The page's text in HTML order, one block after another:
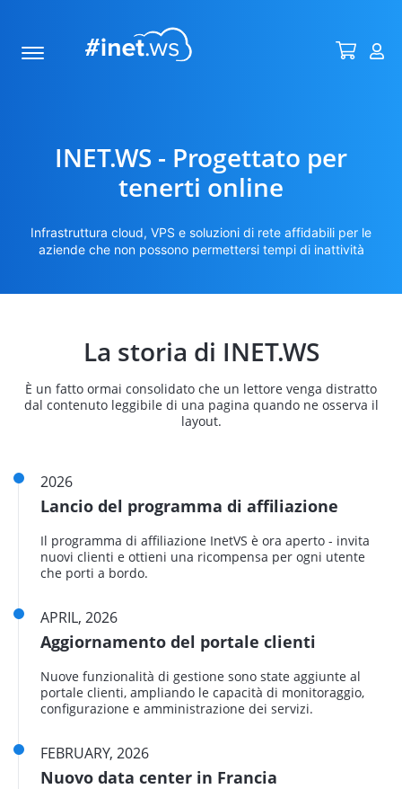
INET.WS - Progettato per
tenerti online
Infrastruttura cloud, VPS e soluzioni di rete affidabili per le
aziende che non possono permettersi tempi di inattività
La storia di INET.WS
È un fatto ormai consolidato che un lettore venga distratto
dal contenuto leggibile di una pagina quando ne osserva il
layout.
2026
Lancio del programma di affiliazione
Il programma di affiliazione InetVS è ora aperto - invita
nuovi clienti e ottieni una ricompensa per ogni utente
che porti a bordo.
APRIL, 2026
Aggiornamento del portale clienti
Nuove funzionalità di gestione sono state aggiunte al
portale clienti, ampliando le capacità di monitoraggio,
configurazione e amministrazione dei servizi.
FEBRUARY, 2026
Nuovo data center in Francia